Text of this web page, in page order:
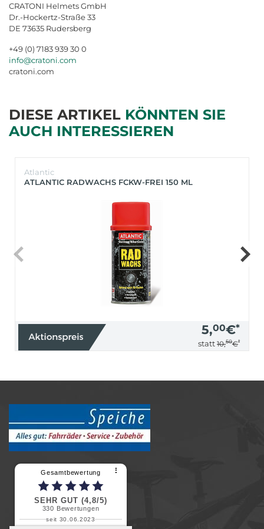
CRATONI Helmets GmbH
Dr.-Hockertz-Straße 33
DE 73635 Rudersberg
+49 (0) 7183 939 30 0
info@cratoni.com
cratoni.com
DIESE ARTIKEL KÖNNTEN SIE
AUCH INTERESSIEREN
Atlantic
ATLANTIC RADWACHS FCKW-FREI 150 ML
5,00€*
statt 10,50€*
Gesamtbewertung ⠇
SEHR GUT (4,8/5)
330 Bewertungen
seit 30.06.2023